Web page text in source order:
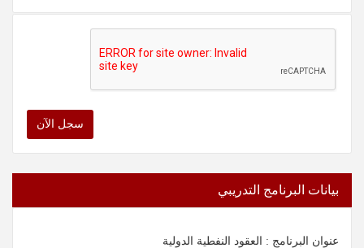
سجل الآن
بيانات البرنامج التدريبي
عنوان البرنامج : العقود النفطية الدولية